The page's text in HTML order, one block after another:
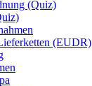
(Quiz)
(EUDR)